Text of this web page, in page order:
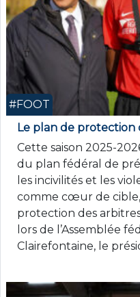
#FOOT
Le plan de protection
Cette saison 2025-
du plan fédéral de
les incivilités et les
comme cœur de
protection des
lors de l’Assemblée
Clairefontaine, le